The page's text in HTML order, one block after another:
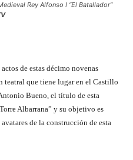
Rey Alfonso I “El Batallador”
de estas décimo novenas
teatral que tiene lugar en el Castillo
Bueno, el título de esta
Albarrana” y su objetivo es
de la construcción de esta